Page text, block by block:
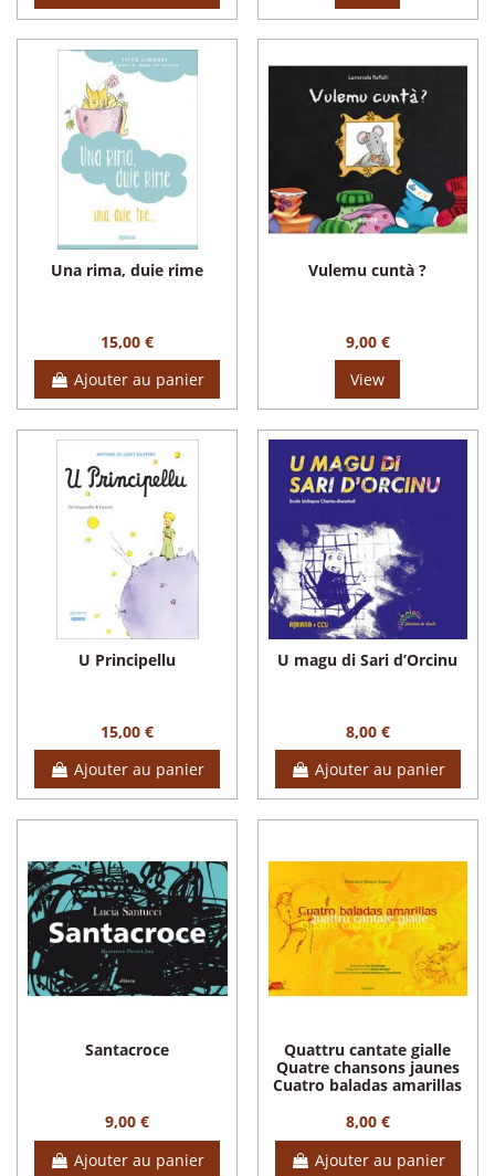
Una rima, duie rime
15,00 €
Ajouter au panier
Vulemu cuntà ?
9,00 €
View
U Principellu
15,00 €
Ajouter au panier
U magu di Sari d’Orcinu
8,00 €
Ajouter au panier
Santacroce
9,00 €
Ajouter au panier
Quattru cantate gialle
Quatre chansons jaunes
Cuatro baladas amarillas
8,00 €
Ajouter au panier